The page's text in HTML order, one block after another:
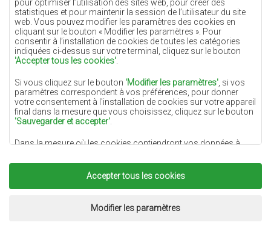
pour optimiser l’utilisation des sites web, pour créer des
statistiques et pour maintenir la session de l’utilisateur du site
web. Vous pouvez modifier les paramètres des cookies en
cliquant sur le bouton « Modifier les paramètres ». Pour
consentir à l’installation de cookies de toutes les catégories
indiquées ci-dessus sur votre terminal, cliquez sur le bouton
'Accepter tous les cookies'
Si vous cliquez sur le bouton 'Modifier les paramètres' , si vos
paramètres correspondent à vos préférences, pour donner
votre consentement à l'installation de cookies sur votre appareil
final dans la mesure que vous choisissez, cliquez sur le bouton
'Sauvegarder et accepter'
Dans la mesure où les cookies contiendront vos données à
du responsable du traitement des données (DYWANYCHEMEX)
ou de tiers sous la forme de la fourniture de services de haute
qualité sur notre site Web et des activités de marketing du
responsable du traitement des données et de ses Partenaires de
Accepter tous les cookies
Modifier les paramètres
Tapis jaunes
Tapis menthe
Tapis bleus
Tapis oranges
Tapis gris
Tapis terre cuite
Tapis dorés
Réalisation:www.dimax.pl